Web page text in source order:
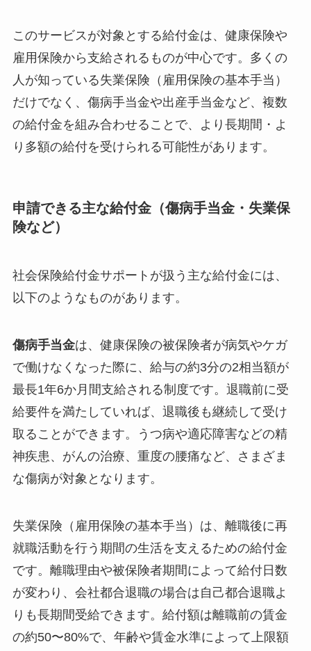
このサービスが対象とする給付金は、健康保険や
雇用保険から支給されるものが中心です。多くの
人が知っている失業保険（雇用保険の基本手当）
だけでなく、傷病手当金や出産手当金など、複数
の給付金を組み合わせることで、より長期間・よ
り多額の給付を受けられる可能性があります。
申請できる主な給付金（傷病手当金・失業保
険など）
社会保険給付金サポートが扱う主な給付金には、
以下のようなものがあります。
傷病手当金は、健康保険の被保険者が病気やケガ
で働けなくなった際に、給与の約3分の2相当額が
最長1年6か月間支給される制度です。退職前に受
給要件を満たしていれば、退職後も継続して受け
取ることができます。うつ病や適応障害などの精
神疾患、がんの治療、重度の腰痛など、さまざま
な傷病が対象となります。
失業保険（雇用保険の基本手当）は、離職後に再
就職活動を行う期間の生活を支えるための給付金
です。離職理由や被保険者期間によって給付日数
が変わり、会社都合退職の場合は自己都合退職よ
りも長期間受給できます。給付額は離職前の賃金
の約50〜80%で、年齢や賃金水準によって上限額